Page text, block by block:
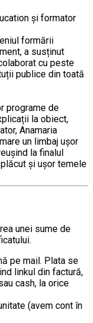
și formator
formării
a susținut
cu peste
publice din toată
programe de
la obiect,
Anamaria
un limbaj ușor
la finalul
și ușor temele
unei sume de
pe mail. Plata se
linkul din factură,
cash, la orice
(avem cont în